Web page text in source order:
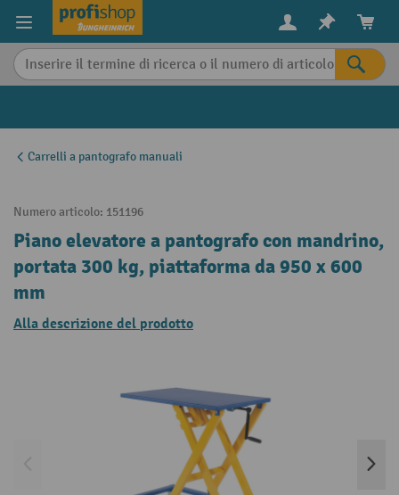
content
Carrelli a pantografo manuali
Numero articolo: 151196
Piano elevatore a pantografo con mandrino,
portata 300 kg, piattaforma da 950 x 600
mm
Alla descrizione del prodotto